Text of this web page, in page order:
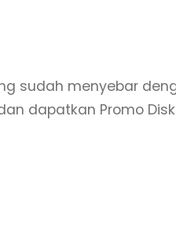
sudah menyebar
dapatkan Promo